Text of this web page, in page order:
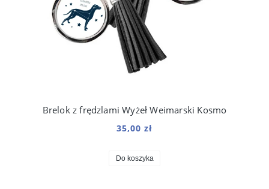
Brelok z frędzlami Wyżeł Weimarski Kosmo
35,00 zł
Do koszyka